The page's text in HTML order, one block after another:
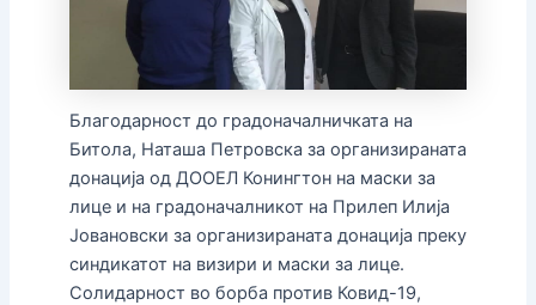
Благодарност до градоначалничката на
Битола, Наташа Петровска за организираната
донација од ДООЕЛ Конингтон на маски за
лице и на градоначалникот на Прилеп Илија
Јовановски за организираната донација преку
синдикатот на визири и маски за лице.
Солидарност во борба против Ковид-19,